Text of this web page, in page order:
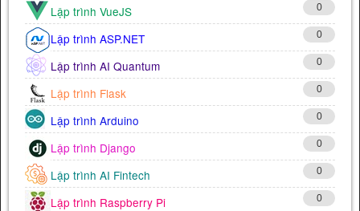
Lập trình VueJS 0
Lập trình ASP.NET 0
Lập trình AI Quantum 0
Lập trình Flask 0
Lập trình Arduino 0
Lập trình Django 0
Lập trình AI Fintech 0
Lập trình Raspberry Pi 0